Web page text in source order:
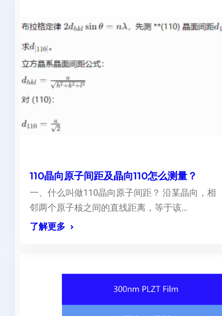
110晶向原子间距及晶向110怎么测量？
一、什么叫做110晶向原子间距？ 沿某晶向，相
邻两个原子核之间的直线距离，等于该…
了解更多